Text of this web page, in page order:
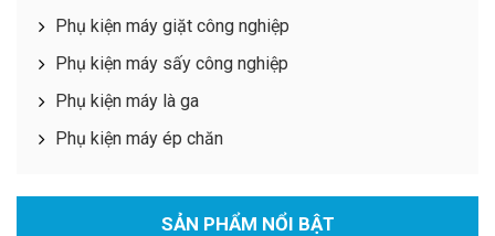
Phụ kiện máy giặt công nghiệp
Phụ kiện máy sấy công nghiệp
Phụ kiện máy là ga
Phụ kiện máy ép chăn
SẢN PHẨM NỔI BẬT